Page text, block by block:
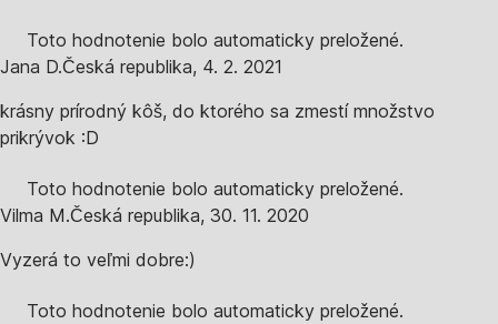
Toto hodnotenie bolo automaticky preložené.
Jana D.Česká republika, 4. 2. 2021
krásny prírodný kôš, do ktorého sa zmestí množstvo
prikrývok :D
Toto hodnotenie bolo automaticky preložené.
Vilma M.Česká republika, 30. 11. 2020
Vyzerá to veľmi dobre:)
Toto hodnotenie bolo automaticky preložené.